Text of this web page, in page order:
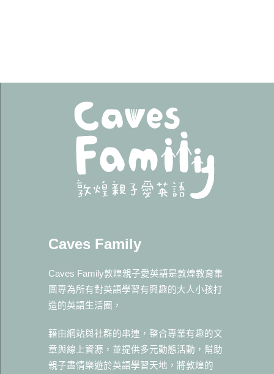
Caves Family
Caves Family敦煌親子愛英語是敦煌教育集
團專為所有對英語學習有興趣的大人小孩打
造的英語生活圈，
藉由網站與社群的串連，整合專業有趣的文
章與線上資源，並提供多元動態活動，幫助
親子盡情樂遊於英語學習天地，將敦煌的